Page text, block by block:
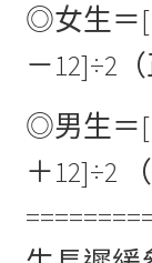
◎女生＝[
－12]÷2
◎男生＝[
＋12]÷2